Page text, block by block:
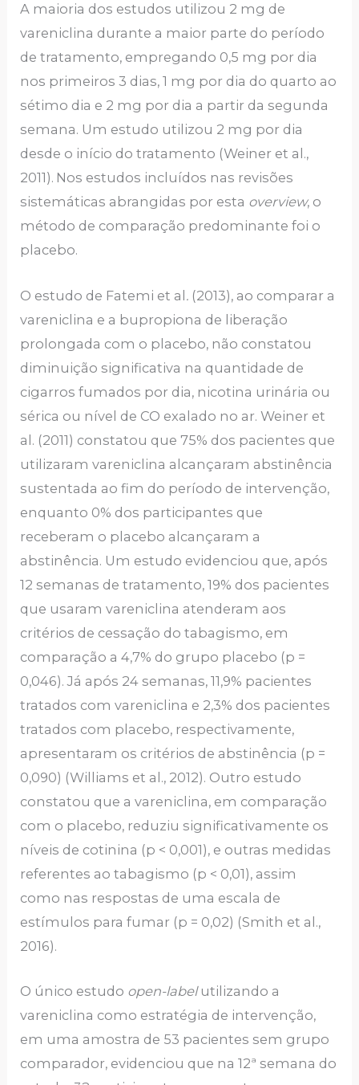
A maioria dos estudos utilizou 2 mg de
vareniclina durante a maior parte do período
de tratamento, empregando 0,5 mg por dia
nos primeiros 3 dias, 1 mg por dia do quarto ao
sétimo dia e 2 mg por dia a partir da segunda
semana. Um estudo utilizou 2 mg por dia
desde o início do tratamento (Weiner et al.,
2011). Nos estudos incluídos nas revisões
sistemáticas abrangidas por esta overview, o
método de comparação predominante foi o
placebo.
O estudo de Fatemi et al. (2013), ao comparar a
vareniclina e a bupropiona de liberação
prolongada com o placebo, não constatou
diminuição significativa na quantidade de
cigarros fumados por dia, nicotina urinária ou
sérica ou nível de CO exalado no ar. Weiner et
al. (2011) constatou que 75% dos pacientes que
utilizaram vareniclina alcançaram abstinência
sustentada ao fim do período de intervenção,
enquanto 0% dos participantes que
receberam o placebo alcançaram a
abstinência. Um estudo evidenciou que, após
12 semanas de tratamento, 19% dos pacientes
que usaram vareniclina atenderam aos
critérios de cessação do tabagismo, em
comparação a 4,7% do grupo placebo (p =
0,046). Já após 24 semanas, 11,9% pacientes
tratados com vareniclina e 2,3% dos pacientes
tratados com placebo, respectivamente,
apresentaram os critérios de abstinência (p =
0,090) (Williams et al., 2012). Outro estudo
constatou que a vareniclina, em comparação
com o placebo, reduziu significativamente os
níveis de cotinina (p < 0,001), e outras medidas
referentes ao tabagismo (p < 0,01), assim
como nas respostas de uma escala de
estímulos para fumar (p = 0,02) (Smith et al.,
2016).
O único estudo open-labelutilizando a
vareniclina como estratégia de intervenção,
em uma amostra de 53 pacientes sem grupo
comparador, evidenciou que na 12ª semana do